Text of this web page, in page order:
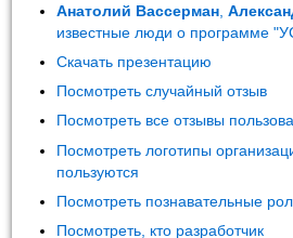
Анатолий Вассерман ,
известные люди о программе
Скачать презентацию
Посмотреть случайный отзыв
Посмотреть все отзывы
Посмотреть логотипы
пользуются
Посмотреть познавательные
Посмотреть, кто разработчик